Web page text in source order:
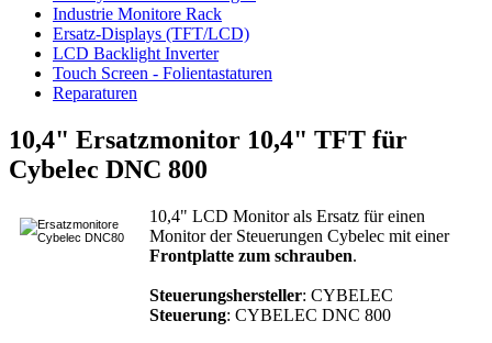
Industrie Monitore Rack
Ersatz-Displays (TFT/LCD)
LCD Backlight Inverter
Touch Screen - Folientastaturen
Reparaturen
10,4" Ersatzmonitor 10,4" TFT für
Cybelec DNC 800
10,4" LCD Monitor als Ersatz für einen
Monitor der Steuerungen Cybelec mit einer
Frontplatte zum schrauben.
Steuerungshersteller: CYBELEC
Steuerung: CYBELEC DNC 800